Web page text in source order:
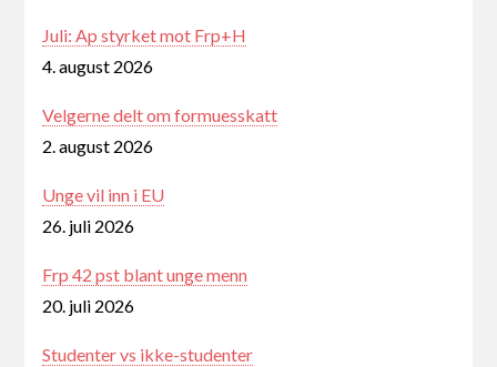
Juli: Ap styrket mot Frp+H
4. august 2026
Velgerne delt om formuesskatt
2. august 2026
Unge vil inn i EU
26. juli 2026
Frp 42 pst blant unge menn
20. juli 2026
Studenter vs ikke-studenter